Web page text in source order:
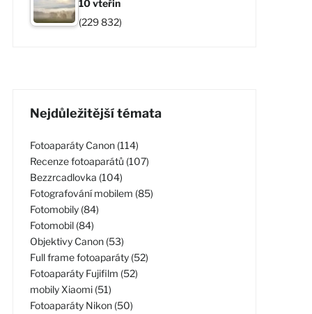
10 vteřin
(229 832)
Nejdůležitější témata
Fotoaparáty Canon (114)
Recenze fotoaparátů (107)
Bezzrcadlovka (104)
Fotografování mobilem (85)
Fotomobily (84)
Fotomobil (84)
Objektivy Canon (53)
Full frame fotoaparáty (52)
Fotoaparáty Fujifilm (52)
mobily Xiaomi (51)
Fotoaparáty Nikon (50)